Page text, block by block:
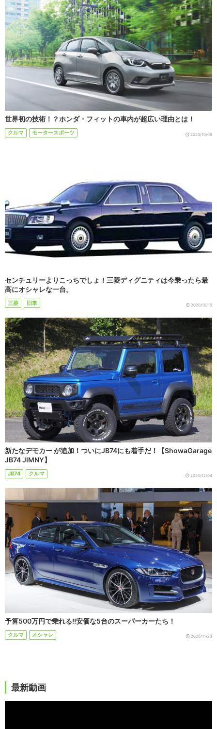
世界初の技術！？ホンダ・フィットの車内が超広い理由とは！
クルマ モータースポーツ 2020/10/09
センチュリーよりこっちでしょ！三菱ディグニティは今乗ったら最
高にオシャレな一台。
三菱 旧車 2020/10/15
新たなデモカー が追加！ついにJB74にも着手だ！【ShowaGarage
JB74 JIMNY】
JB74 クルマ 2020/12/04
予算500万円で乗れる!!安価な5台のスーパーカーたち！
クルマ オシャレ 2020/11/23
最新動画